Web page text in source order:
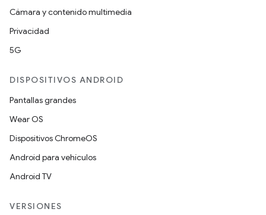
Cámara y contenido multimedia
Privacidad
5G
DISPOSITIVOS ANDROID
Pantallas grandes
Wear OS
Dispositivos ChromeOS
Android para vehículos
Android TV
VERSIONES